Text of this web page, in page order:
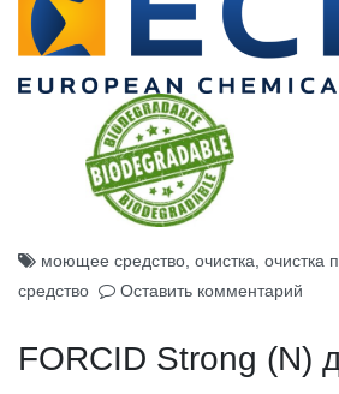
моющее средство очистка очистка
средство
Оставить комментарий
FORCID Strong (N)